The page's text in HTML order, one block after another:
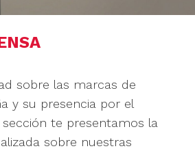
sobre las marcas de
y su presencia por el
te presentamos la
sobre nuestras